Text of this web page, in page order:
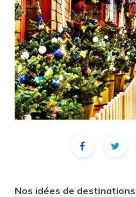
Nos idées de